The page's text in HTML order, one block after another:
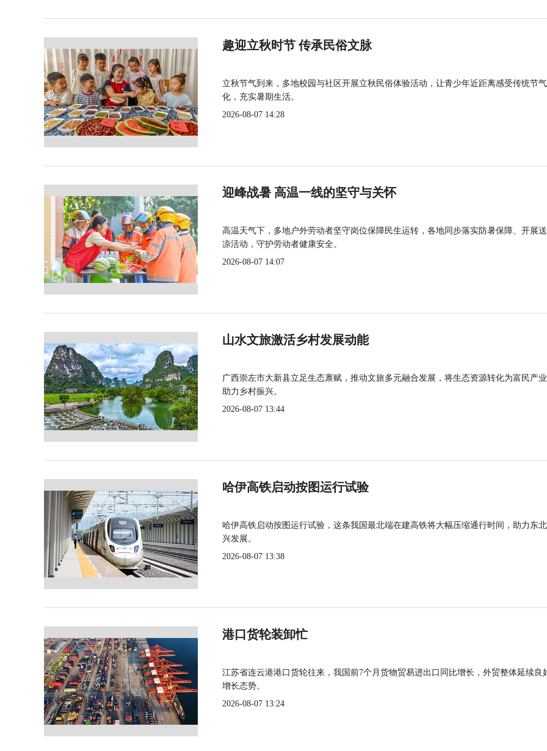
趣迎立秋时节 传承民俗文脉
立秋节气到来，多地校园与社区开展立秋民俗体验活动，让青少年近距离感受传统节
化，充实暑期生活。
2026-08-07 14:28
迎峰战暑 高温一线的坚守与关怀
高温天气下，多地户外劳动者坚守岗位保障民生运转，各地同步落实防暑保障、开展
凉活动，守护劳动者健康安全。
2026-08-07 14:07
山水文旅激活乡村发展动能
广西崇左市大新县立足生态禀赋，推动文旅多元融合发展，将生态资源转化为富民产
助力乡村振兴。
2026-08-07 13:44
哈伊高铁启动按图运行试验
哈伊高铁启动按图运行试验，这条我国最北端在建高铁将大幅压缩通行时间，助力东
兴发展。
2026-08-07 13:38
港口货轮装卸忙
江苏省连云港港口货轮往来，我国前7个月货物贸易进出口同比增长，外贸整体延续良
增长态势。
2026-08-07 13:24